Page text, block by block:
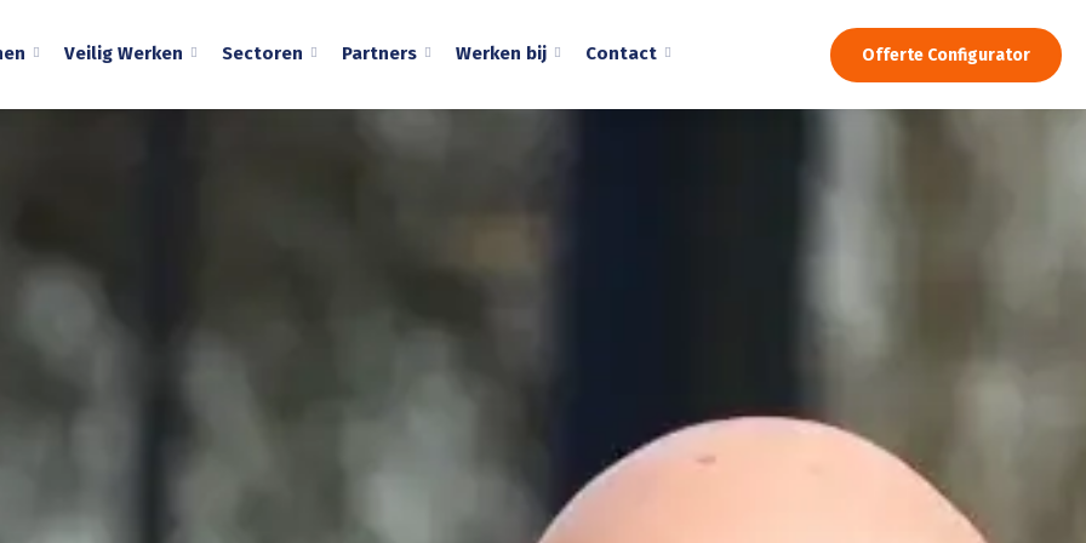
Veilig Werken Sectoren Partners Werken bij Contact Offerte Configurator